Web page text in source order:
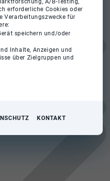
A/B-Testing,
erforderliche Cookies oder
Verarbeitungszwecke für
speichern und/oder
Inhalte, Anzeigen und
über Zielgruppen und
KONTAKT